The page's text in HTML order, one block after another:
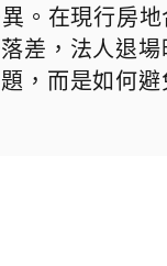
。在現行房地
差，法人退
，而是如何